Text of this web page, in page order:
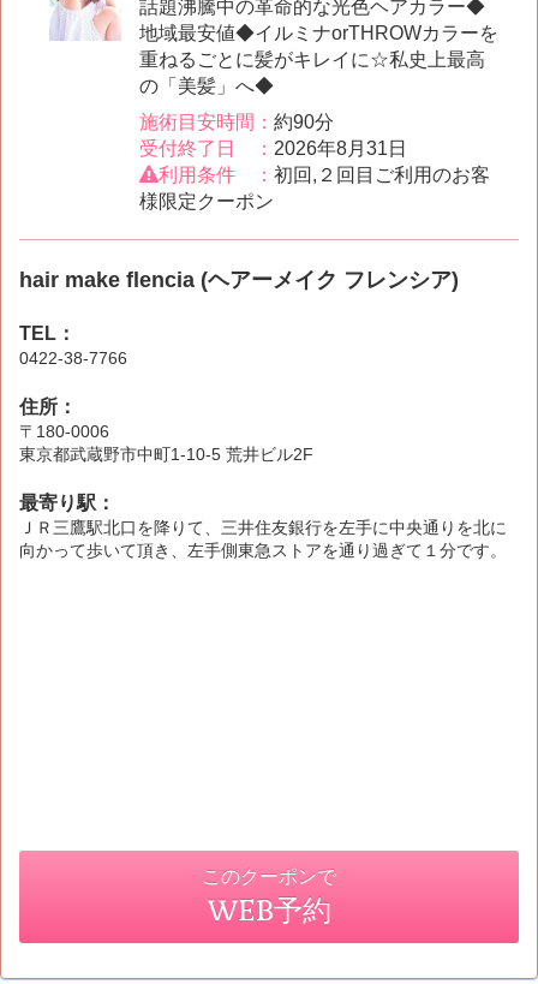
話題沸騰中の革命的な光色ヘアカラー◆
地域最安値◆イルミナorTHROWカラーを
重ねるごとに髪がキレイに☆私史上最高
の「美髪」へ◆
施術目安時間： 約90分
受付終了日 ： 2026年8月31日
利用条件 ： 初回,２回目ご利用のお客
様限定クーポン
hair make flencia (ヘアーメイク フレンシア)
TEL：
0422-38-7766
住所：
〒180-0006
東京都武蔵野市中町1-10-5 荒井ビル2F
最寄り駅：
ＪＲ三鷹駅北口を降りて、三井住友銀行を左手に中央通りを北に
向かって歩いて頂き、左手側東急ストアを通り過ぎて１分です。
このクーポンで
WEB予約